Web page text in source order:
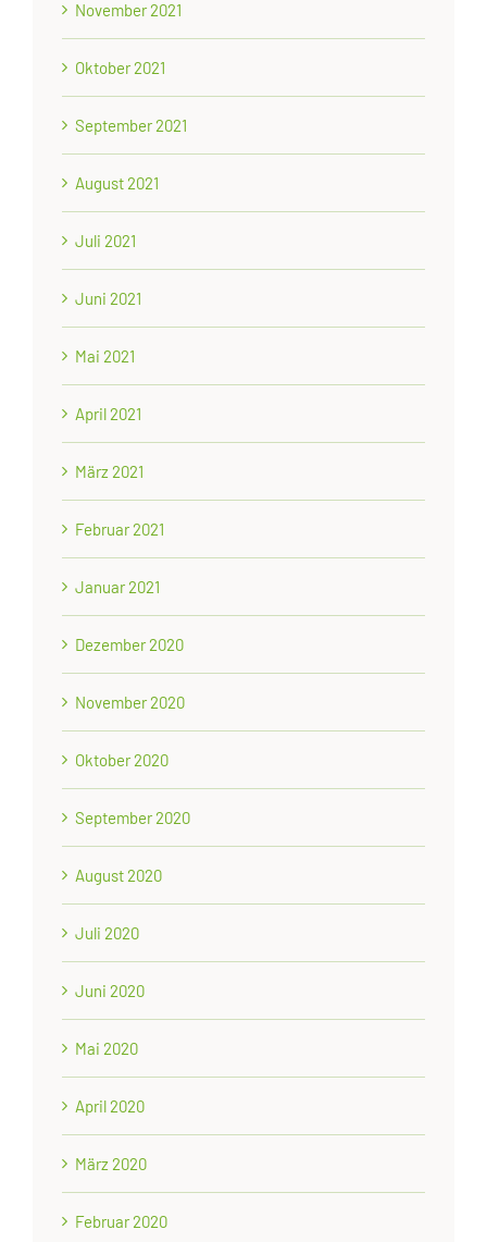
November 2021
Oktober 2021
September 2021
August 2021
Juli 2021
Juni 2021
Mai 2021
April 2021
März 2021
Februar 2021
Januar 2021
Dezember 2020
November 2020
Oktober 2020
September 2020
August 2020
Juli 2020
Juni 2020
Mai 2020
April 2020
März 2020
Februar 2020